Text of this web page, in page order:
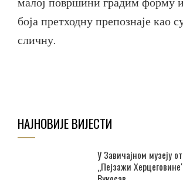
боја претходну препознаје као
сличну.
НАЈНОВИЈЕ ВИЈЕСТИ
У Завичајном музеју
„Пејзажи